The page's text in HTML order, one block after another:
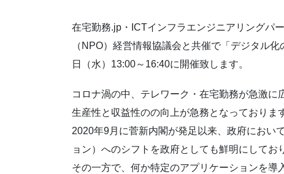
在宅勤務.jp・ICTインフラエンジニアリングパ
（NPO）経営情報協議会と共催で「デジタル
日（水）13:00～16:40に開催致します。
コロナ渦の中、テレワーク・在宅勤務が急激
生産性と収益性のの向上が急務となっておりま
2020年9月に菅新内閣が発足以来、政府におい
ョン）へのシフトを政府としても鮮明にしてお
その一方で、何か特定のアプリケーションを